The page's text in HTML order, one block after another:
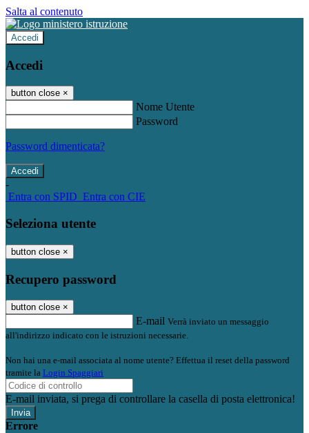
Salta al contenuto
Accedi
Accedi
button close ×
Nome Utente
Password
Password dimenticata?
-
Entra con SPID Entra con CIE
Seleziona utente
button close ×
Recupero password
button close ×
E-mail Verrà inviato un messaggio
all'indirizzo indicato con le istruzioni necessarie.
Non hai una e-mail associata al nome utente? Effettua il reset della password
tramite la Login Spaggiari
E-mail inviata, si prega di controllare la casella di posta elettronica!
Errore